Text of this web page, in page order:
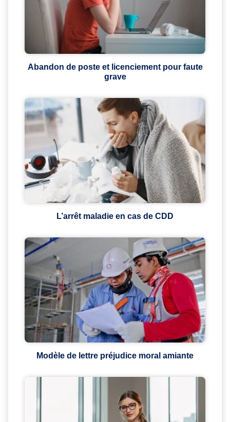
Abandon de poste et licenciement pour faute
grave
L’arrêt maladie en cas de CDD
Modèle de lettre préjudice moral amiante